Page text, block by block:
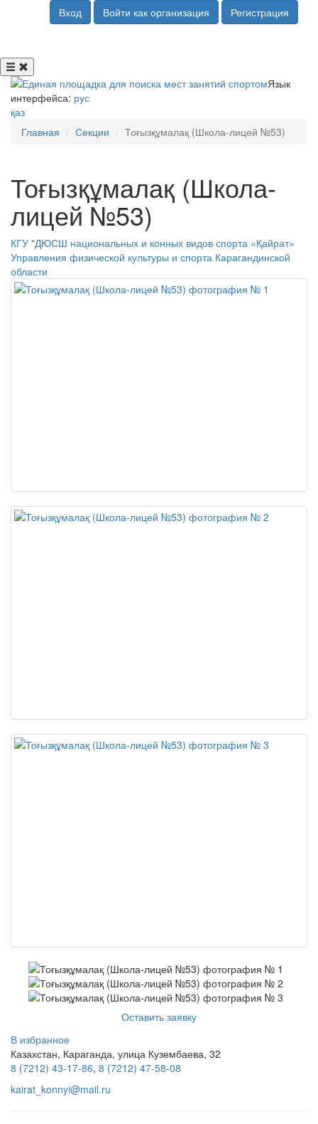
Вход Войти как организация Регистрация
Язык
интерфейса: рус
қаз
Главная
Секции Тоғызқұмалақ (Школа-лицей №53)
Тоғызқұмалақ (Школа-
лицей №53)
КГУ "ДЮСШ национальных и конных видов спорта «Қайрат»
Управления физической культуры и спорта Карагандинской
области
Оставить заявку
В избранное
Казахстан, Караганда, улица Кузембаева, 32
8 (7212) 43-17-86, 8 (7212) 47-58-08
kairat_konnyi@mail.ru